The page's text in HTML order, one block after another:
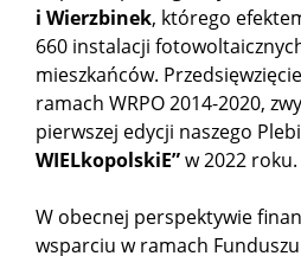
i Wierzbinek, którego
660 instalacji
mieszkańców.
ramach WRPO 2014-2020,
pierwszej edycji naszego
WIELkopolskiE”w 2022 roku.
W obecnej perspektywie
wsparciu w ramach